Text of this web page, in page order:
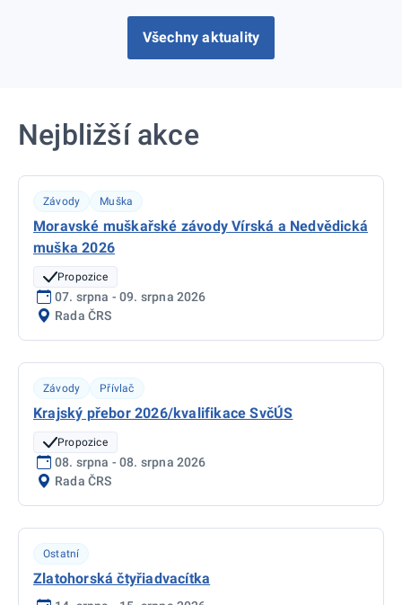
Všechny aktuality
Nejbližší akce
Závody Muška
Moravské muškařské závody Vírská a Nedvědická
muška 2026
Propozice
07. srpna - 09. srpna 2026
Rada ČRS
Závody Přívlač
Krajský přebor 2026/kvalifikace SvčÚS
Propozice
08. srpna - 08. srpna 2026
Rada ČRS
Ostatní
Zlatohorská čtyřiadvacítka